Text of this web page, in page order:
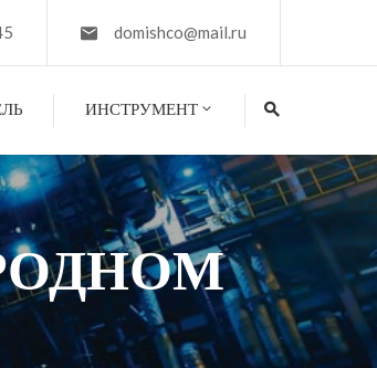
domishco@mail.ru
ИНСТРУМЕНТ